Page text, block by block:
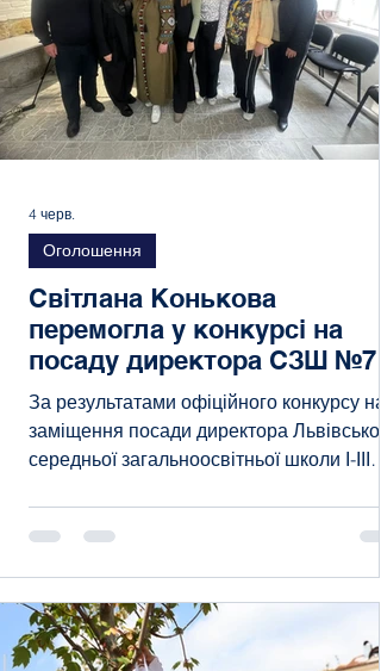
сповненим великих досягнень. Не
Світлана Конькова
перемогла у конкурсі на
посаду директора СЗШ №7
За результатами офіційного конкурсу на
заміщення посади директора Львівської
середньої загальноосвітньої школи І-ІІІ
Для нашої школи це визначний
адже ми знаємо пані Світлану як:
Професіонала з великої літери та
прогресивного лідера; Людину з чітким
баченням майбутнього нашого закладу;
Оголошення
4 черв.